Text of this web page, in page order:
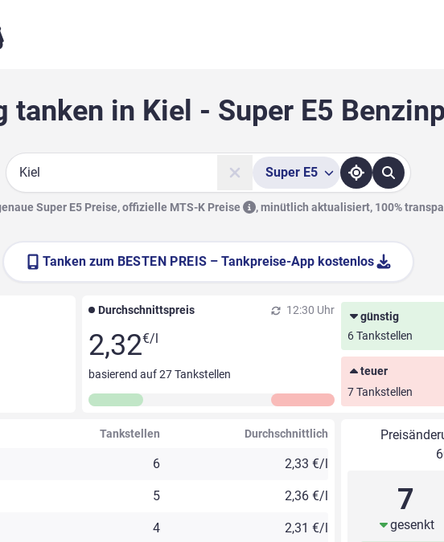
tanken in Kiel - Super E5
Suche
Super E5
Super E5 Preise, offizielle MTS-K Preise ,minütlich aktualisiert, 100%
Tanken zum BESTEN PREIS – Tankpreise-App kostenlos
Durchschnittspreis 12:30 Uhr
2,32€/l
basierend auf27Tankstellen
günstig
6 Tankstellen
teuer
7 Tankstellen
Tankstellen Durchschnittlich
6 2,33 €/l
5 2,36 €/l
4 2,31 €/l
7
gesenkt